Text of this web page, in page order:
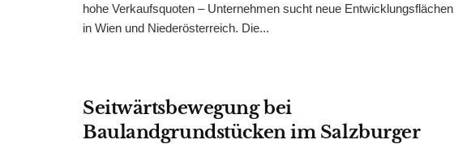
hohe Verkaufsquoten – Unternehmen sucht neue Entwicklungsflächen
in Wien und Niederösterreich. Die...
Seitwärtsbewegung bei
Baulandgrundstücken im Salzburger